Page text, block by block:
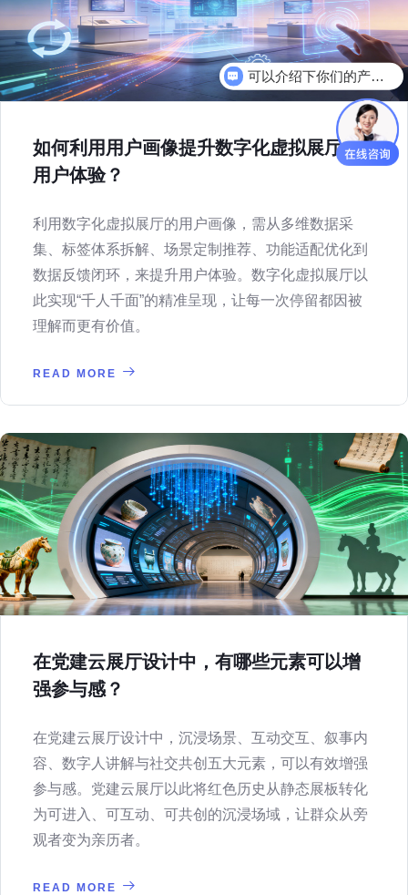
如何利用用户画像提升数字化虚拟展厅的
用户体验？
利用数字化虚拟展厅的用户画像，需从多维数据采
集、标签体系拆解、场景定制推荐、功能适配优化到
数据反馈闭环，来提升用户体验。数字化虚拟展厅以
此实现“千人千面”的精准呈现，让每一次停留都因被
理解而更有价值。
READ MORE
在党建云展厅设计中，有哪些元素可以增
强参与感？
在党建云展厅设计中，沉浸场景、互动交互、叙事内
容、数字人讲解与社交共创五大元素，可以有效增强
参与感。党建云展厅以此将红色历史从静态展板转化
为可进入、可互动、可共创的沉浸场域，让群众从旁
观者变为亲历者。
READ MORE
可以介绍下你们的产品么
你们是怎么收费的呢